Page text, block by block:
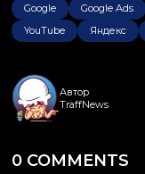
Google
Google Ads
YouTube
Яндекс
Автор
TraffNews
0 COMMENTS